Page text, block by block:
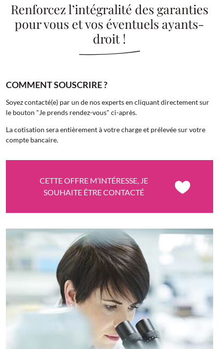
Renforcez l’intégralité des garanties
pour vous et vos éventuels ayants-
droit !
COMMENT SOUSCRIRE ?
Soyez contacté(e) par un de nos experts en cliquant directement sur
le bouton "Je prends rendez-vous" ci-après.
La cotisation sera entièrement à votre charge et prélevée sur votre
compte bancaire.
CETTE OFFRE M’INTÉRESSE, JE
SOUHAITE ÊTRE CONTACTÉ